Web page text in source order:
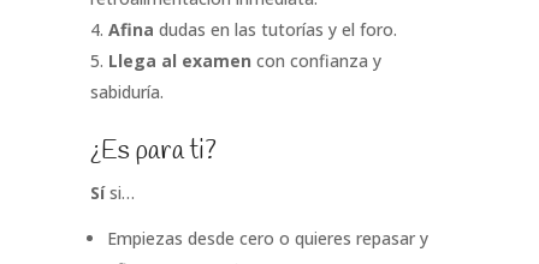
Afina dudas en las tutorías y el foro.
Llega al examen con confianza y
sabiduría.
¿Es para ti?
Sísi…
Empiezas desde cero o quieres repasar y